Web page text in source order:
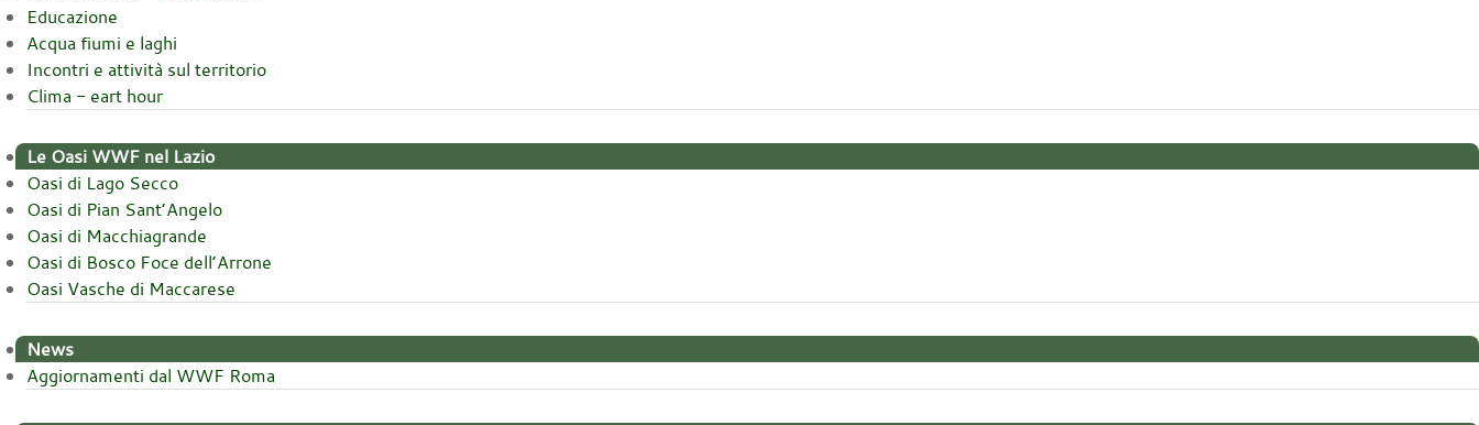
Educazione
Acqua fiumi e laghi
Incontri e attività sul territorio
Clima - eart hour
Le Oasi WWF nel Lazio
Oasi di Lago Secco
Oasi di Pian Sant’Angelo
Oasi di Macchiagrande
Oasi di Bosco Foce dell’Arrone
Oasi Vasche di Maccarese
News
Aggiornamenti dal WWF Roma